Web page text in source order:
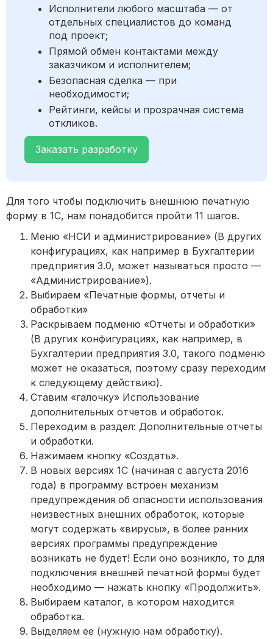
Исполнители любого масштаба — от
отдельных специалистов до команд
под проект;
Прямой обмен контактами между
заказчиком и исполнителем;
Безопасная сделка — при
необходимости;
Рейтинги, кейсы и прозрачная система
откликов.
Заказать разработку
Для того чтобы подключить внешнюю печатную
форму в 1С, нам понадобится пройти 11 шагов.
Меню «НСИ и администрирование» (В других
конфигурациях, как например в Бухгалтерии
предприятия 3.0, может называться просто —
«Администрирование»).
Выбираем «Печатные формы, отчеты и
обработки»
Раскрываем подменю «Отчеты и обработки»
(В других конфигурациях, как например, в
Бухгалтерии предприятия 3.0, такого подменю
может не оказаться, поэтому сразу переходим
к следующему действию).
Ставим «галочку» Использование
дополнительных отчетов и обработок.
Переходим в раздел: Дополнительные отчеты
и обработки.
Нажимаем кнопку «Создать».
В новых версиях 1С (начиная с августа 2016
года) в программу встроен механизм
предупреждения об опасности использования
неизвестных внешних обработок, которые
могут содержать «вирусы», в более ранних
версиях программы предупреждение
возникать не будет! Если оно возникло, то для
подключения внешней печатной формы будет
необходимо — нажать кнопку «Продолжить».
Выбираем каталог, в котором находится
обработка.
Выделяем ее (нужную нам обработку).